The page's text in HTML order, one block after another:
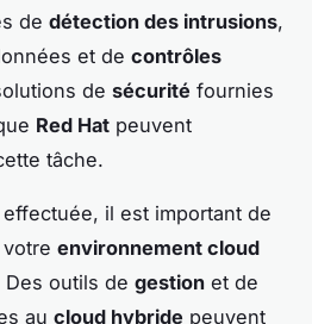
de détection des intrusions,
et de contrôles
de sécurité fournies
Red Hat peuvent
tâche.
effectuée, il est important de
environnement cloud
outils de gestion et de
au cloud hybride peuvent